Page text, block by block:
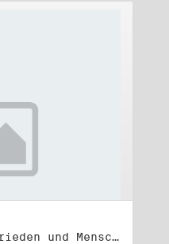
Titel: Initiative Frieden und Menschenrechte (3)